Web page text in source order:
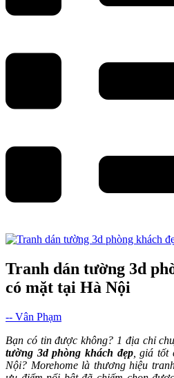
Tranh dán tường 3d
có mặt tại Hà Nội
-- Vân Phạm
Bạn có tin được không? 1 địa chỉ
tường 3d phòng khách đẹp, giá tốt
Nội? Morehome là thương hiệu